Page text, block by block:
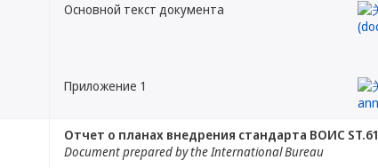
Основной текст документа
Приложение 1
Отчет о планах внедрения стандарта ВОИС ST.61
Document prepared by the International Bureau